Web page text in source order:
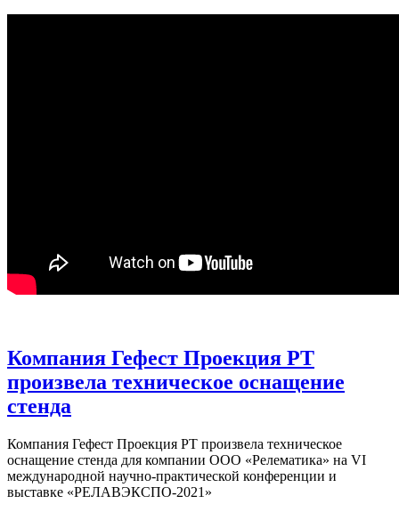
Компания Гефест Проекция РТ
произвела техническое оснащение
стенда
Компания Гефест Проекция РТ произвела техническое
оснащение стенда для компании ООО «Релематика» на VI
международной научно-практической конференции и
выставке «РЕЛАВЭКСПО-2021»